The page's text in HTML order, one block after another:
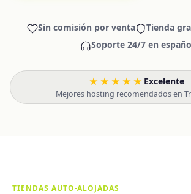
Sin comisión por venta
Tienda
Soporte 24/7 en
★★★★★ Excelente·
Mejores hosting recomendados en
TIENDAS AUTO-ALOJADAS